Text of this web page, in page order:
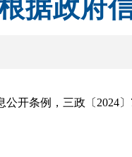
据政府
公开条例，三政〔2024